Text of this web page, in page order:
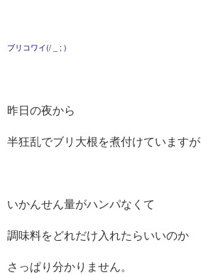
ブリコワイ(/ _ ; )
昨日の夜から
半狂乱でブリ大根を煮付けていますが
いかんせん量がハンパなくて
調味料をどれだけ入れたらいいのか
さっぱり分かりません。